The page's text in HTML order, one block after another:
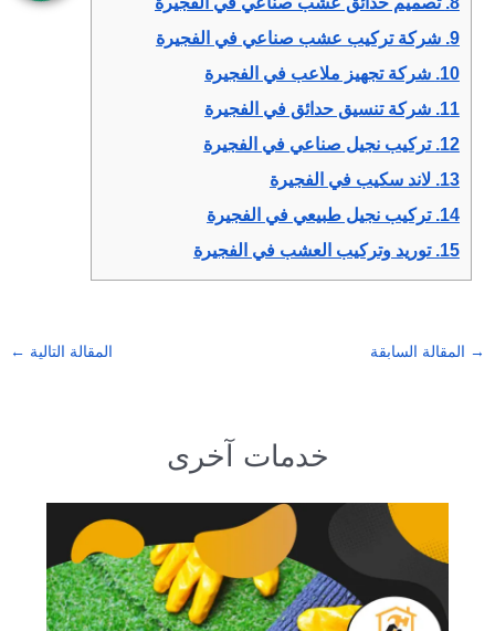
9. شركة تركيب عشب صناعي في الفجيرة
10. شركة تجهيز ملاعب في الفجيرة
11. شركة تنسيق حدائق في الفجيرة
12. تركيب نجيل صناعي في الفجيرة
13. لاند سكيب في الفجيرة
14. تركيب نجيل طبيعي في الفجيرة
15. توريد وتركيب العشب في الفجيرة
→ المقالة السابقة المقالة التالية ←
خدمات آخرى